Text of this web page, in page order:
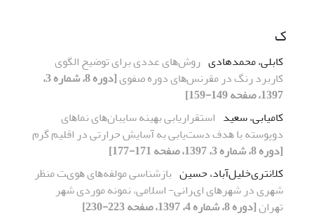
ک
کابلی، محمدهادی روشﻫﺎی ﻋﺪدی ﺑﺮای ﺗﻮﺿﯿﺢ اﻟﮕﻮی
ﮐﺎرﺑﺮد رﻧﮓ در ﻣﻘﺮﻧﺲﻫﺎی دوره ﺻﻔﻮی
[دوره 8، شماره 3،
1397، صفحه 149-159]
کامیابی، سعید اﺳﺘﻘﺮاریاﺑﯽ ﺑﻬﯿﻨﻪ ﺳﺎیبانﻫﺎی ﻧﻤﺎﻫﺎی
دوﭘﻮﺳﺘﻪ ﺑﺎ ﻫﺪف دﺳﺖیاﺑﯽ ﺑﻪ آﺳﺎیش ﺣﺮارﺗﯽ در اﻗﻠﯿﻢ ﮔﺮم
[دوره 8، شماره 3، 1397، صفحه 171-177]
کلانتری‌خلیل‌آباد، حسین ﺑﺎزﺷﻨﺎﺳﯽ ﻣﻮﻟﻔﻪﻫﺎی ﻫﻮیﺖ ﻣﻨﻈﺮ
ﺷﻬﺮی در ﺷﻬﺮﻫﺎی ایﺮاﻧﯽ- اﺳﻼﻣﯽ، ﻧﻤﻮﻧﻪ ﻣﻮردی ﺷﻬﺮ
ﺗﻬﺮان[دوره 8، شماره 4، 1397، صفحه 223-230]